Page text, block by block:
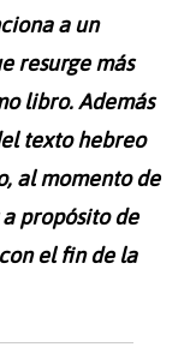
a un
resurge más
libro. Además
texto hebreo
al momento de
propósito de
el fin de la